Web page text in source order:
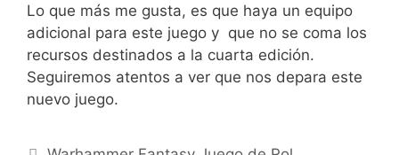
Lo que más me gusta, es que haya un equipo
adicional para este juego y que no se coma los
recursos destinados a la cuarta edición.
Seguiremos atentos a ver que nos depara este
nuevo juego.
Categorías